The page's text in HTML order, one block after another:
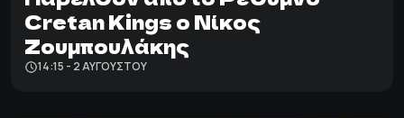
Cretan Kings ο Νίκος
Ζουμπουλάκης
14:15 - 2 ΑΥΓΟΎΣΤΟΥ